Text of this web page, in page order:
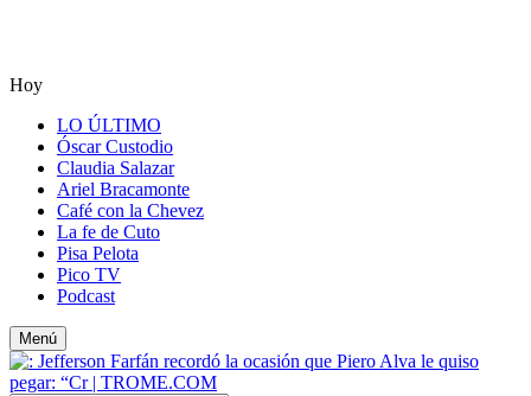
Hoy
LO ÚLTIMO
Óscar Custodio
Claudia Salazar
Ariel Bracamonte
Café con la Chevez
La fe de Cuto
Pisa Pelota
Pico TV
Podcast
Menú